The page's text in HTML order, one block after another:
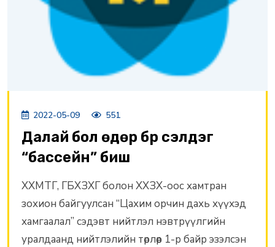
2022-05-09 551
Далай бол өдөр бүр сэлдэг
“бассейн” биш
ХХМТГ, ГБХЗХГ болон ХХЗХ-оос хамтран
зохион байгуулсан “Цахим орчин дахь хүүхэд
хамгаалал” сэдэвт нийтлэл нэвтрүүлгийн
уралдаанд нийтлэлийн төрлөөр 1-р байр эзэлсэн